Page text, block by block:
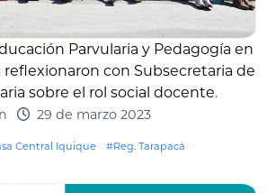
Parvularia y Pedagogía en
reflexionaron con Subsecretaria de
sobre el rol social docente.
29 de marzo 2023
Central Iquique #Reg. Tarapacá